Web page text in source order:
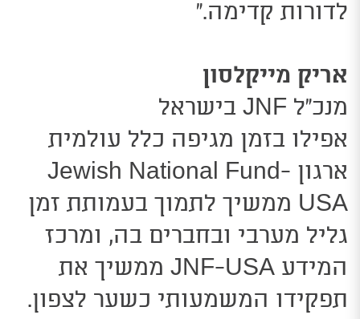
לדורות קדימה.”
אריק מייקלסון
מנכ”ל JNF בישראל
אפילו בזמן מגיפה כלל עולמית
ארגון
Jewish National Fund-
USA ממשיך לתמוך בעמותת זמן
גליל מערבי ובחברים בה, ומרכז
המידע JNF-USA ממשיך את
תפקידו המשמעותי כשער לצפון.